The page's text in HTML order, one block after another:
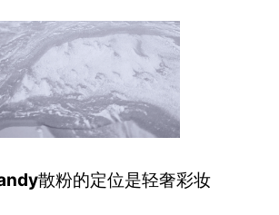
散粉的定位是轻奢彩妆